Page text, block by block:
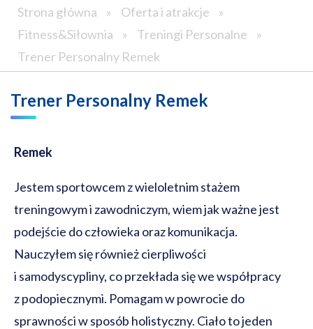
Strona główna » Oferta i atrakcje
»
Fitness&Siłownia
» Treningi Personalne
»
Trener Personalny Remek
Trener Personalny Remek
Remek
Jestem sportowcem z wieloletnim stażem
treningowym i zawodniczym, wiem jak ważne jest
podejście do człowieka oraz komunikacja.
Nauczyłem się również cierpliwości
i samodyscypliny, co przekłada się we współpracy
z podopiecznymi. Pomagam w powrocie do
sprawności w sposób holistyczny. Ciało to jeden